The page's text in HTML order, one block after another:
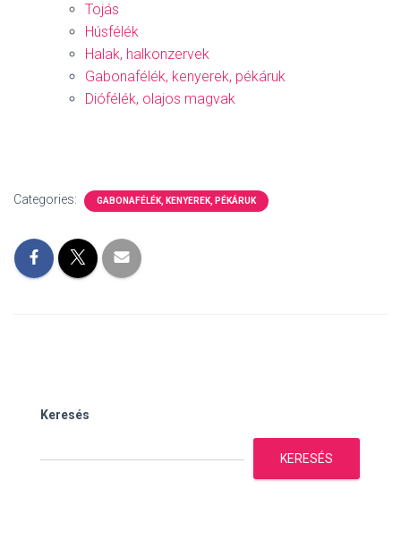
Tojás
Húsfélék
Halak, halkonzervek
Gabonafélék, kenyerek, pékáruk
Diófélék, olajos magvak
Categories: GABONAFÉLÉK, KENYEREK, PÉKÁRUK
Keresés
KERESÉS